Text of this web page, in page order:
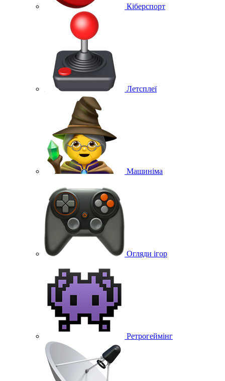
Кіберспорт
Летсплеї
Машиніма
Огляди ігор
Ретрогеймінг